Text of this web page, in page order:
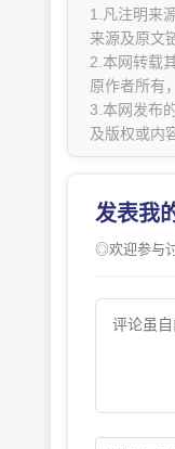
1.凡注明来
来源及原文
2.本网转载
原作者所有
3.本网发布
及版权或内
发表我
◎欢迎参与